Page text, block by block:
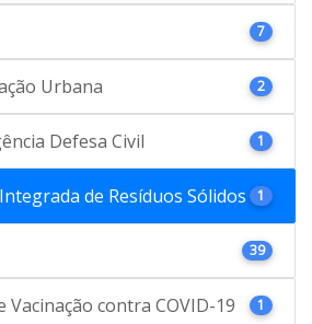
7
Urbana 2
Defesa Civil 1
de Resíduos Sólidos 1
39
Vacinação contra COVID-19 1